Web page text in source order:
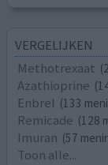
VERGELIJKEN
Methotrexaat
Azathioprine
Enbrel (133
Remicade (128
Imuran (57
Toon alle...